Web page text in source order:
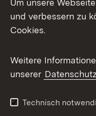
X / Twitter
Youtube
Kontakt
Um unsere
und verbessern zu
Cookies.
Weitere
unserer
Technisch